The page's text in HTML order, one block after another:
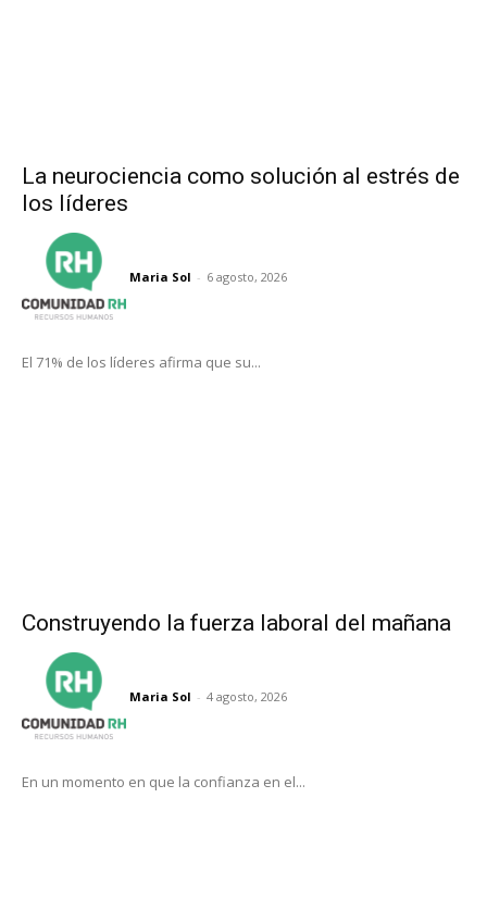
La neurociencia como solución al estrés de
los líderes
Maria Sol - 6 agosto, 2026
El 71% de los líderes afirma que su...
Construyendo la fuerza laboral del mañana
Maria Sol - 4 agosto, 2026
En un momento en que la confianza en el...